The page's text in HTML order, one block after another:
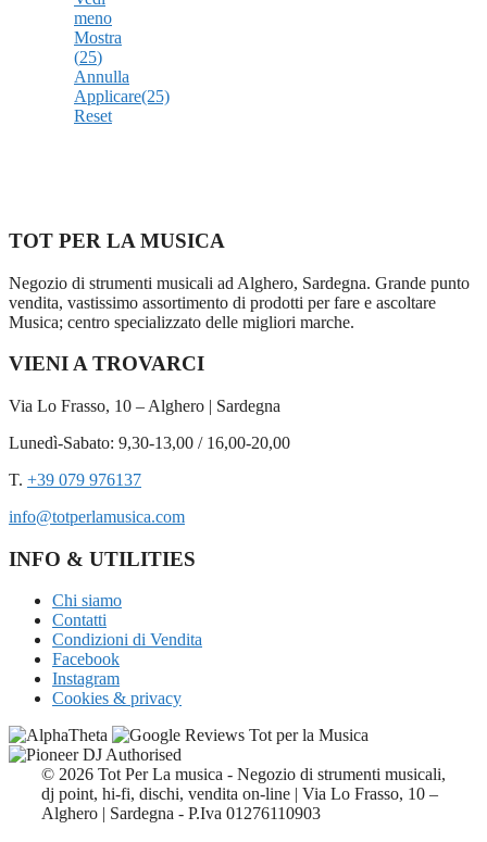
meno
Mostra
(25)
Annulla
Applicare(25)
Reset
TOT PER LA MUSICA
Negozio di strumenti musicali ad Alghero, Sardegna. Grande punto
vendita, vastissimo assortimento di prodotti per fare e ascoltare
Musica; centro specializzato delle migliori marche.
VIENI A TROVARCI
Via Lo Frasso, 10 – Alghero | Sardegna
Lunedì-Sabato: 9,30-13,00 / 16,00-20,00
T. +39 079 976137
info@totperlamusica.com
INFO & UTILITIES
Chi siamo
Contatti
Condizioni di Vendita
Facebook
Instagram
Cookies & privacy
© 2026 Tot Per La musica - Negozio di strumenti musicali,
dj point, hi-fi, dischi, vendita on-line | Via Lo Frasso, 10 –
Alghero | Sardegna - P.Iva 01276110903